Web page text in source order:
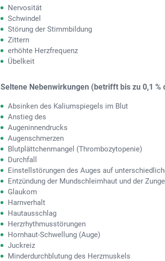
Nervosität
Schwindel
Störung der Stimmbildung
Zittern
erhöhte Herzfrequenz
Übelkeit
Seltene Nebenwirkungen (betrifft bis zu 0,1 %
Absinken des Kaliumspiegels im Blut
Anstieg des
Augeninnendrucks
Augenschmerzen
Blutplättchenmangel (Thrombozytopenie)
Durchfall
Einstellstörungen des Auges auf
Entzündung der Mundschleimhaut und der Zunge
Glaukom
Harnverhalt
Hautausschlag
Herzrhythmusstörungen
Hornhaut-Schwellung (Auge)
Juckreiz
Minderdurchblutung des Herzmuskels